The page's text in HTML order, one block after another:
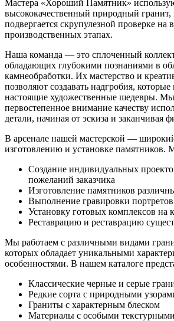
Мастера «Хороший Памятник»
высококачественный природный гранит,
подвергается скрупулезной проверке на
производственных этапах.
Наша команда — это сплоченный
обладающих глубокими познаниями в
камнеобработки. Их мастерство и
позволяют создавать надгробия,
настоящие художественные шедевры.
первостепенное внимание качеству
детали, начиная от эскиза и заканчивая
В арсенале нашей мастерской —
изготовлению и установке памятников.
Создание индивидуальных
пожеланий заказчика
Изготовление памятников
Выполнение гравировки портретов
Установку готовых комплексов на
Реставрацию и реставрацию
Мы работаем с различными видами
которых обладает уникальными
особенностями. В нашем каталоге
Классические черные и серые
Редкие сорта с природными
Граниты с характерным блеском
Материалы с особыми